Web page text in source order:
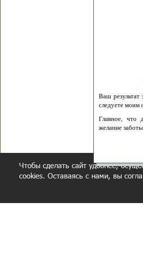
Ваш результат
следуете моим
Главное, что
желание
Чтобы сделать сайт удобнее,
cookies. Оставаясь с нами, вы